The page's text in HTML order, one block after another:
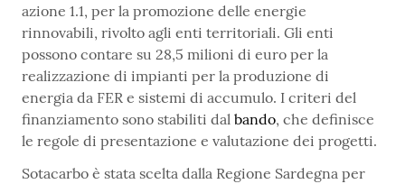
azione 1.1, per la promozione delle energie
rinnovabili, rivolto agli enti territoriali. Gli enti
possono contare su 28,5 milioni di euro per la
realizzazione di impianti per la produzione di
energia da FER e sistemi di accumulo. I criteri del
finanziamento sono stabiliti dal bando, che definisce
le regole di presentazione e valutazione dei progetti.
Sotacarbo è stata scelta dalla Regione Sardegna per